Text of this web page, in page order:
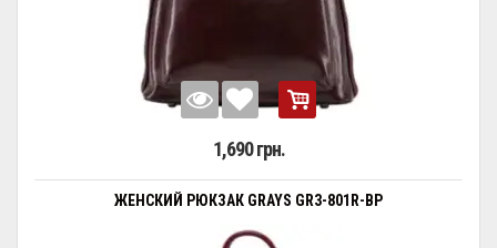
1,690 грн.
ЖЕНСКИЙ РЮКЗАК GRAYS GR3-801R-BP